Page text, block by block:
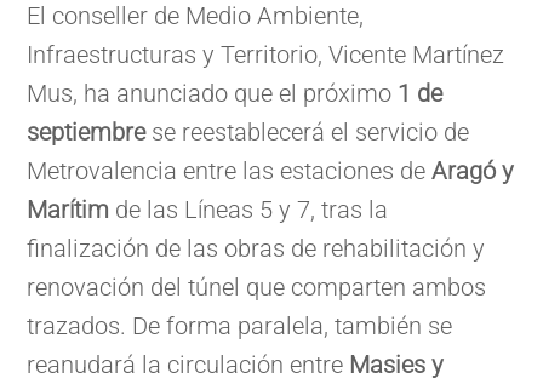
El conseller de Medio Ambiente,
Infraestructuras y Territorio, Vicente Martínez
Mus, ha anunciado que el próximo 1 de
septiembrese reestablecerá el servicio de
Metrovalencia entre las estaciones deAragó y
Marítim de las Líneas 5 y 7, tras la
finalización de las obras de rehabilitación y
renovación del túnel que comparten ambos
trazados. De forma paralela, también se
reanudará la circulación entre Masies y